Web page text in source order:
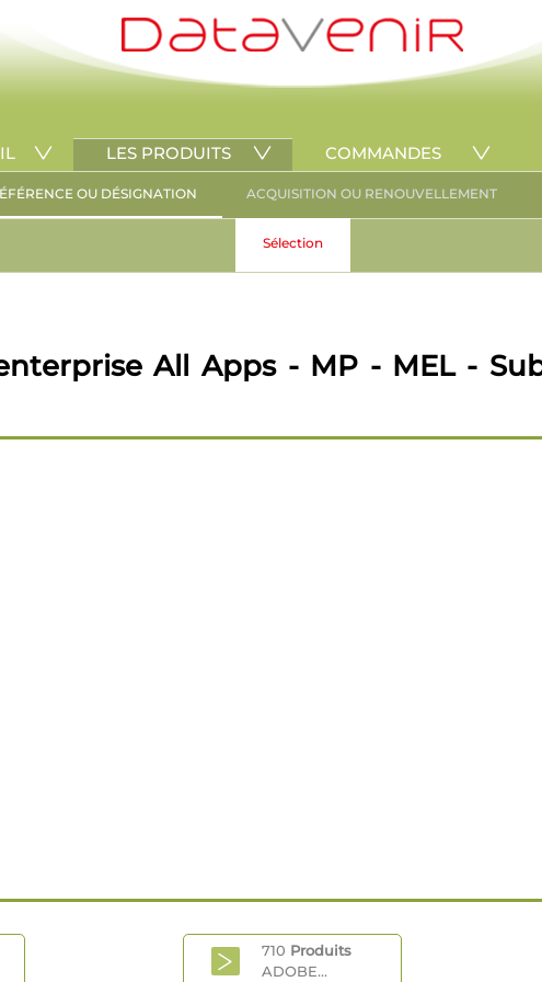
LES PRODUITS COMMANDES
OU DÉSIGNATION ACQUISITION OU RENOUVELLEMENT
Sélection
All Apps - MP - MEL -
710 Produits
ADOBE...